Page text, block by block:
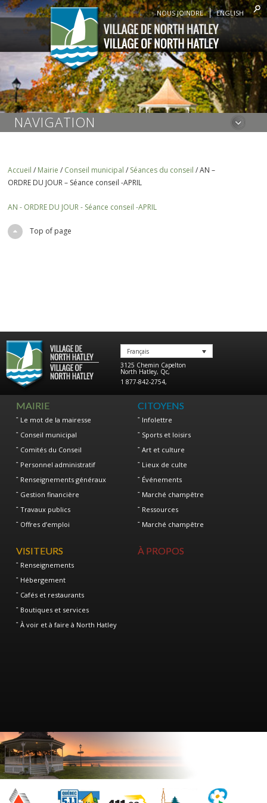
NOUS JOINDRE ENGLISH
NAVIGATION
Accueil / Mairie / Conseil municipal / Séances du conseil /AN –
ORDRE DU JOUR – Séance conseil -APRIL
AN - ORDRE DU JOUR - Séance conseil -APRIL
Top of page
Français
3125 Chemin Capelton
North Hatley, Qc,
1 877-842-2754,
MAIRIE
Le mot de la mairesse
Conseil municipal
Comités du Conseil
Personnel administratif
Renseignements généraux
Gestion financière
Travaux publics
Offres d’emploi
CITOYENS
Infolettre
Sports et loisirs
Art et culture
Lieux de culte
Événements
Marché champêtre
Ressources
Marché champêtre
VISITEURS
Renseignements
Hébergement
Cafés et restaurants
Boutiques et services
À voir et à faire à North Hatley
À PROPOS